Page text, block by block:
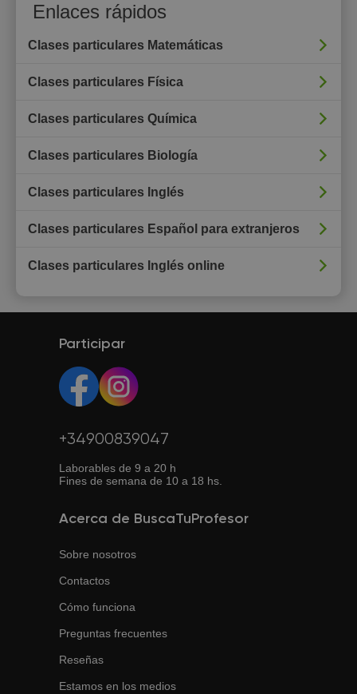
Enlaces rápidos
Clases particulares Matemáticas
Clases particulares Física
Clases particulares Química
Clases particulares Biología
Clases particulares Inglés
Clases particulares Español para extranjeros
Clases particulares Inglés online
Participar
+34900839047
Laborables de 9 a 20 h
Fines de semana de 10 a 18 hs.
Acerca de BuscaTuProfesor
Sobre nosotros
Contactos
Cómo funciona
Preguntas frecuentes
Reseñas
Estamos en los medios